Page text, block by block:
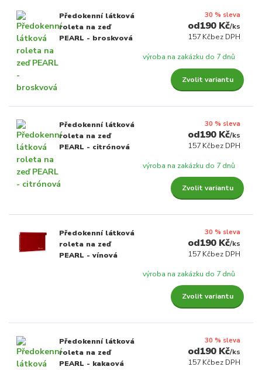
Předokenní látková
roleta na zeď
PEARL - broskvová
30 % sleva
190 Kč/ks
157 Kčbez DPH
výroba na zakázku do 7 dnů
Zvolit variantu
Předokenní látková
roleta na zeď
PEARL - citrónová
30 % sleva
190 Kč/ks
157 Kčbez DPH
výroba na zakázku do 7 dnů
Zvolit variantu
Předokenní látková
roleta na zeď
PEARL - vínová
30 % sleva
190 Kč/ks
157 Kčbez DPH
výroba na zakázku do 7 dnů
Zvolit variantu
Předokenní látková
roleta na zeď
PEARL - kakaová
30 % sleva
190 Kč/ks
157 Kčbez DPH